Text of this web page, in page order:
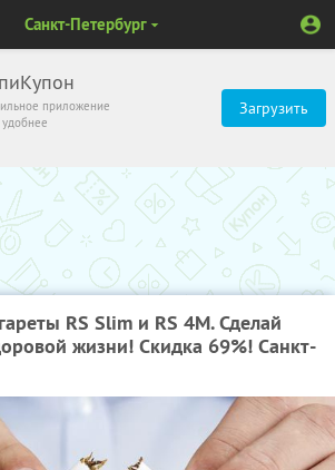
приложение
Загрузить
Санкт-Петербург
RS Slim и RS 4M. Сделай
жизни! Скидка 69%! Санкт-